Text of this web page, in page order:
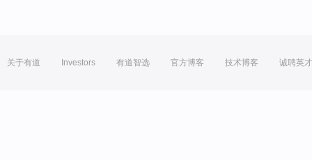
关于有道 Investors 有道智选 官方博客 技术博客 诚聘英才